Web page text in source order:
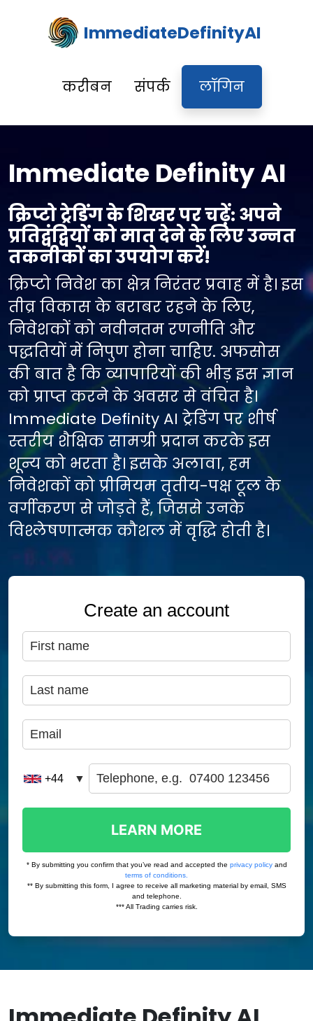
ImmediateDefinityAI
करीबन संपर्क लॉगिन
Immediate Definity AI
क्रिप्टो ट्रेडिंग के शिखर पर चढ़ें: अपने
प्रतिद्वंद्वियों को मात देने के लिए उन्नत
तकनीकों का उपयोग करें!
क्रिप्टो निवेश का क्षेत्र निरंतर प्रवाह में है। इस
तीव्र विकास के बराबर रहने के लिए,
निवेशकों को नवीनतम रणनीति और
पद्धतियों में निपुण होना चाहिए. अफसोस
की बात है कि व्यापारियों की भीड़ इस ज्ञान
को प्राप्त करने के अवसर से वंचित है।
Immediate Definity AI ट्रेडिंग पर शीर्ष
स्तरीय शैक्षिक सामग्री प्रदान करके इस
शून्य को भरता है। इसके अलावा, हम
निवेशकों को प्रीमियम तृतीय-पक्ष टूल के
वर्गीकरण से जोड़ते हैं, जिससे उनके
विश्लेषणात्मक कौशल में वृद्धि होती है।